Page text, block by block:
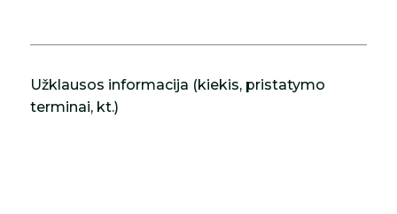
Užklausos informacija (kiekis, pristatymo
terminai, kt.)